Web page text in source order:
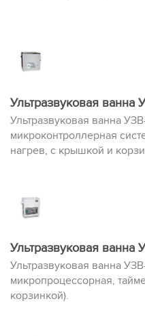
Ультразвуковая
Ультразвуковая ванна
микроконтроллерная
нагрев, с крышкой и
Ультразвуковая ванна
Ультразвуковая ванна
микропроцессорная,
корзинкой).